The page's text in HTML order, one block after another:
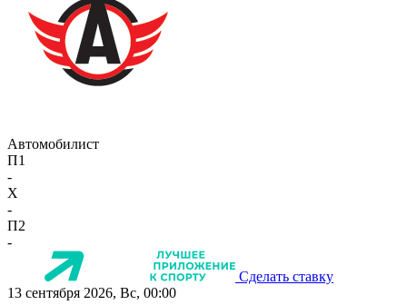
Автомобилист
П1
-
X
-
П2
-
Сделать ставку
13 сентября 2026, Вс, 00:00